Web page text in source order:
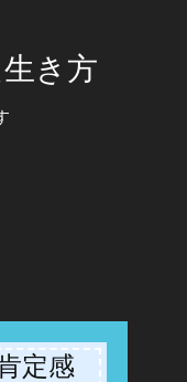
き方
定感